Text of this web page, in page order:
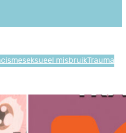
seksueel misbruikTrauma